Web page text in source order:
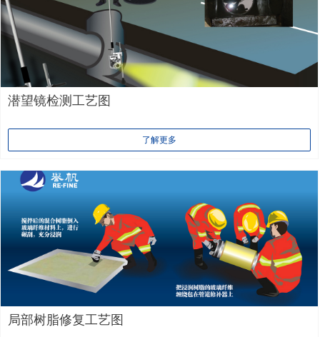
潜望镜检测工艺图
了解更多
局部树脂修复工艺图